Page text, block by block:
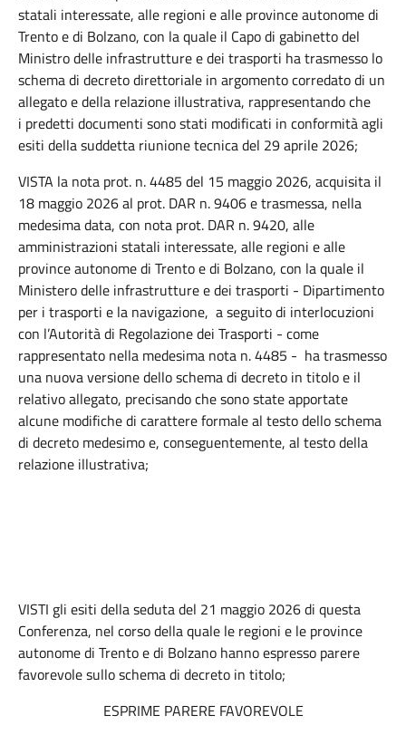
statali interessate, alle regioni e alle province autonome di
Trento e di Bolzano, con la quale il Capo di gabinetto del
Ministro delle infrastrutture e dei trasporti ha trasmesso lo
schema di decreto direttoriale in argomento corredato di un
allegato e della relazione illustrativa, rappresentando che
i predetti documenti sono stati modificati in conformità agli
esiti della suddetta riunione tecnica del 29 aprile 2026;
VISTA la nota prot. n. 4485 del 15 maggio 2026, acquisita il
18 maggio 2026 al prot. DAR n. 9406 e trasmessa, nella
medesima data, con nota prot. DAR n. 9420, alle
amministrazioni statali interessate, alle regioni e alle
province autonome di Trento e di Bolzano, con la quale il
Ministero delle infrastrutture e dei trasporti - Dipartimento
per i trasporti e la navigazione, a seguito di interlocuzioni
con l’Autorità di Regolazione dei Trasporti - come
rappresentato nella medesima nota n. 4485 - ha trasmesso
una nuova versione dello schema di decreto in titolo e il
relativo allegato, precisando che sono state apportate
alcune modifiche di carattere formale al testo dello schema
di decreto medesimo e, conseguentemente, al testo della
relazione illustrativa;
VISTI gli esiti della seduta del 21 maggio 2026 di questa
Conferenza, nel corso della quale le regioni e le province
autonome di Trento e di Bolzano hanno espresso parere
favorevole sullo schema di decreto in titolo;
ESPRIME PARERE FAVOREVOLE